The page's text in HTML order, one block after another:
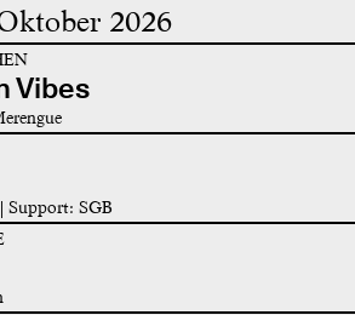
2026
Vibes
SGB